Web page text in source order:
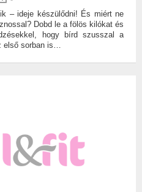
– ideje készülődni! És miért ne
Dobd le a fölös kilókat és
hogy bírd szusszal a
első sorban is…